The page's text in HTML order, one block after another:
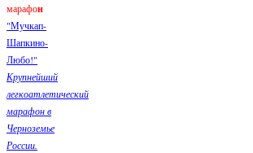
марафон
"Мучкап-
Шапкино-
Любо!"
Крупнейший
легкоатлетический
марафон в
Черноземье
России.